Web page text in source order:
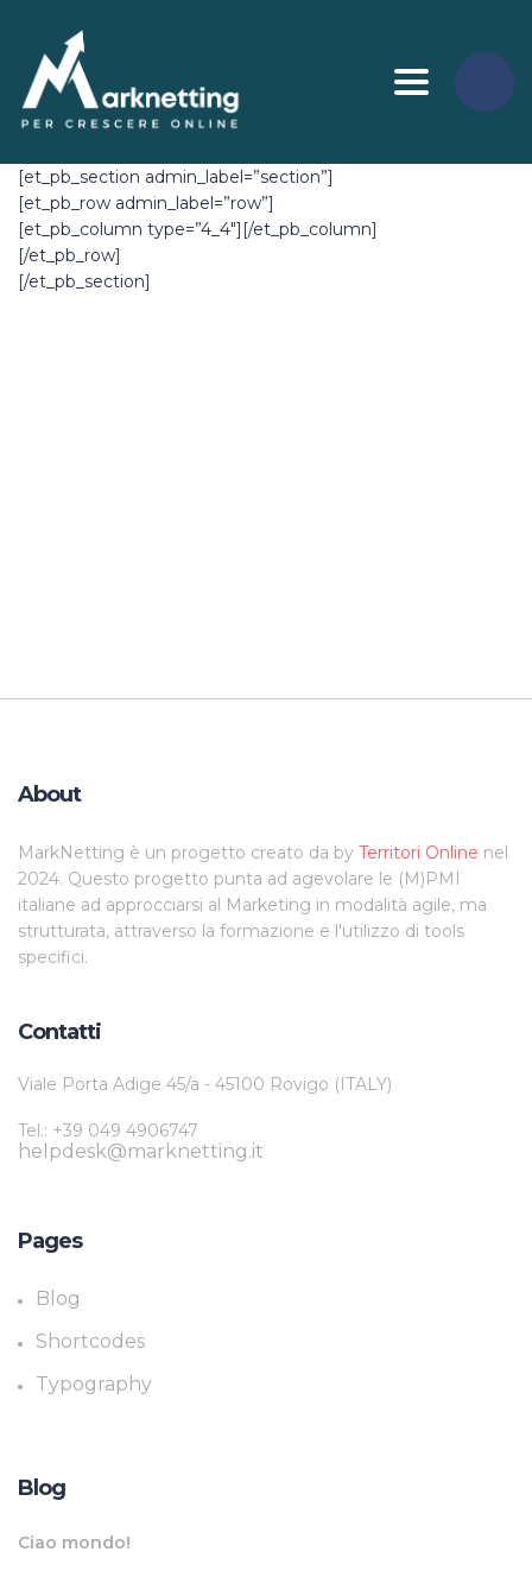
Toggle
[et_pb_section admin_label=”section”]
[et_pb_row admin_label=”row”]
[et_pb_column type=”4_4″][/et_pb_column]
[/et_pb_row]
[/et_pb_section]
About
MarkNetting è un progetto creato da by Territori Online nel
2024. Questo progetto punta ad agevolare le (M)PMI
italiane ad approcciarsi al Marketing in modalità agile, ma
strutturata, attraverso la formazione e l'utilizzo di tools
specifici.
Contatti
Viale Porta Adige 45/a - 45100 Rovigo (ITALY)
Tel.: +39 049 4906747
helpdesk@marknetting.it
Pages
Blog
Shortcodes
Typography
Blog
Ciao mondo!